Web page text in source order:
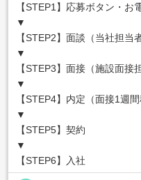
【STEP1】応募ボタン・お
▼
【STEP2】面談（当社担当者
▼
【STEP3】面接（施設面接
▼
【STEP4】内定（面接1週間
▼
【STEP5】契約
▼
【STEP6】入社